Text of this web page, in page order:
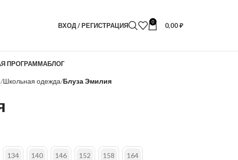
ВХОД / РЕГИСТРАЦИЯ 0 0,00₽
ПРОГРАММАБЛОГ
Школьная одежда Блуза Эмилия
134 140 146 152 158 164